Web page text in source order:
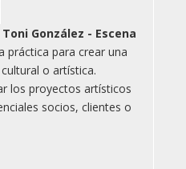
González - Escena
práctica para crear una
o artística.
los proyectos artísticos
socios, clientes o